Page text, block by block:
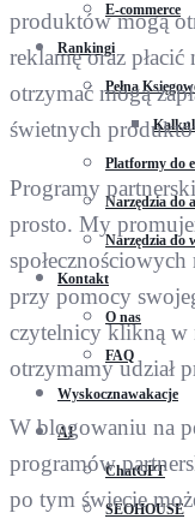
E-commerce
Rankingi
Pełna
Platformy do
Narzędzia do
Narzędzia do
Kontakt
O nas
FAQ
Wyskocznawakacje
AI
ChatGPT
SEOHOUSE
produktów mogą
reklamę oraz
otrzymać mogą
świetnych
Programy
prosto. My
przy pomocy
czytelnicy klikną w
otrzymamy udział
W blogowaniu na
programów
po tym świecie